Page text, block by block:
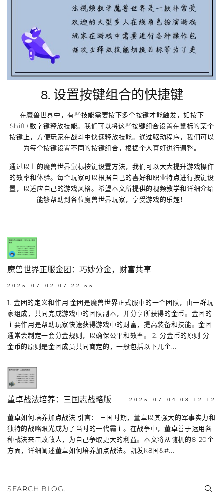
8. 设置按键组合的快捷键
在魔兽世界中，有些技能需要按下多个按键才能触发，如按下
Shift+数字键释放技能。我们可以将这些按键组合设置在鼠标的某个
按键上，方便玩家在战斗中快速释放技能。通过驱动程序，我们可以
为每个按键设置不同的按键组合，根据个人喜好进行调整。
通过以上的魔兽世界鼠标按键设置方法，我们可以大大提升游戏操作
的效率和体验。每个玩家可以根据自己的喜好和职业特点进行按键设
置，以适应自己的游戏风格。希望本文所提供的视频教学和详细介绍
能够帮助到各位魔兽世界玩家，享受游戏的乐趣！
魔兽世界正服金团：巧妙分金，财富共享
2025-07-02 07:22:55
1. 金团的定义和作用 金团是魔兽世界正式服中的一个团队，由一群玩
家组成，共同完成游戏中的团队副本，并分享所获得的金币。金团的
主要作用是帮助玩家快速获得游戏中的财富，提高装备和技能。金团
通常会制定一套分金规则，以确保公平和效率。 2. 分金币的原则 分
金币的原则是金团成员共同商定的，一般包括以下几个...
董卓战法培养：三国志战略版 2025-07-04 08:12:12
董卓如何培养加点战法 引言： 三国时期，董卓以其强大的军事实力和
独特的战略眼光成为了当时的一代霸主。在战争中，董卓善于运用各
种战法来击败敌人，为自己争取更大的利益。本文将从随机的8-20个
方面，详细阐述董卓如何培养加点战法。凯发k8国&#...
SEARCH BLOG...